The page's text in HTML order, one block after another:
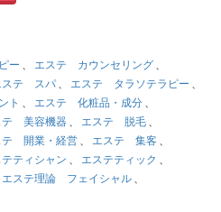
ー 、 エステ カウンセリング 、
ステ スパ 、 エステ タラソテラピー 、
ト 、 エステ 化粧品・成分 、
テ 美容機器 、 エステ 脱毛 、
テ 開業・経営 、 エステ 集客 、
テティシャン 、 エステティック 、
エステ理論 フェイシャル 、